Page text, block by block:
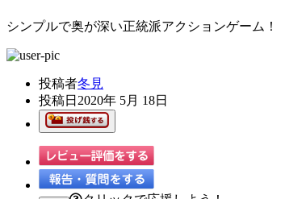
シンプルで奥が深い正統派アクションゲーム！
投稿者冬見
投稿日 2020年 5月 18日